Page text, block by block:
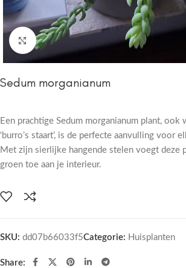
Click to enlarge
Sedum morganianum
Een prachtige Sedum morganianum plant, ook
‘burro’s staart’, is de perfecte aanvulling voor
Met zijn sierlijke hangende stelen voegt deze
groen toe aan je interieur.
SKU: dd07b66033f5Categorie: Huisplanten
Share: